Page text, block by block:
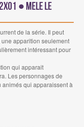
● Mele le
de la série. Il peut
apparition seulement
intéressant pour
qui apparait
Les personnages de
qui apparaissent à